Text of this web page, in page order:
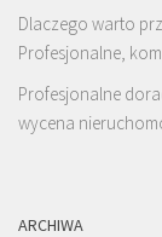
Dlaczego warto
Profesjonalne,
Profesjonalne
wycena
ARCHIWA